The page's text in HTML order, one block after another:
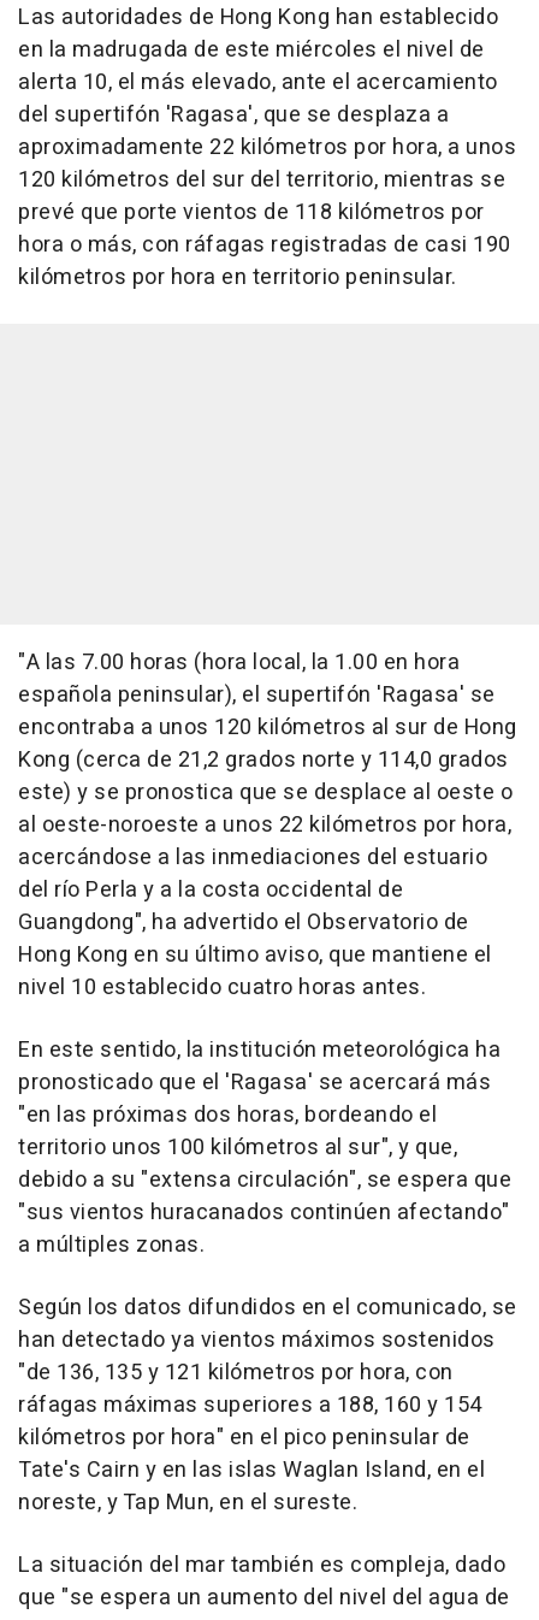
Las autoridades de Hong Kong han establecido
en la madrugada de este miércoles el nivel de
alerta 10, el más elevado, ante el acercamiento
del supertifón 'Ragasa', que se desplaza a
aproximadamente 22 kilómetros por hora, a unos
120 kilómetros del sur del territorio, mientras se
prevé que porte vientos de 118 kilómetros por
hora o más, con ráfagas registradas de casi 190
kilómetros por hora en territorio peninsular.
"A las 7.00 horas (hora local, la 1.00 en hora
española peninsular), el supertifón 'Ragasa' se
encontraba a unos 120 kilómetros al sur de Hong
Kong (cerca de 21,2 grados norte y 114,0 grados
este) y se pronostica que se desplace al oeste o
al oeste-noroeste a unos 22 kilómetros por hora,
acercándose a las inmediaciones del estuario
del río Perla y a la costa occidental de
Guangdong", ha advertido el Observatorio de
Hong Kong en su último aviso, que mantiene el
nivel 10 establecido cuatro horas antes.
En este sentido, la institución meteorológica ha
pronosticado que el 'Ragasa' se acercará más
"en las próximas dos horas, bordeando el
territorio unos 100 kilómetros al sur", y que,
debido a su "extensa circulación", se espera que
"sus vientos huracanados continúen afectando"
a múltiples zonas.
Según los datos difundidos en el comunicado, se
han detectado ya vientos máximos sostenidos
"de 136, 135 y 121 kilómetros por hora, con
ráfagas máximas superiores a 188, 160 y 154
kilómetros por hora" en el pico peninsular de
Tate's Cairn y en las islas Waglan Island, en el
noreste, y Tap Mun, en el sureste.
La situación del mar también es compleja, dado
que "se espera un aumento del nivel del agua de